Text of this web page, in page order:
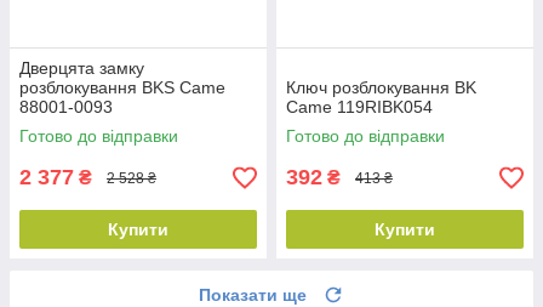
Дверцята замку
розблокування BKS Came
88001-0093
Готово до відправки
2 377 ₴ 2 528 ₴
Купити
Ключ розблокування BK
Came 119RIBK054
Готово до відправки
392 ₴ 413 ₴
Купити
Показати ще